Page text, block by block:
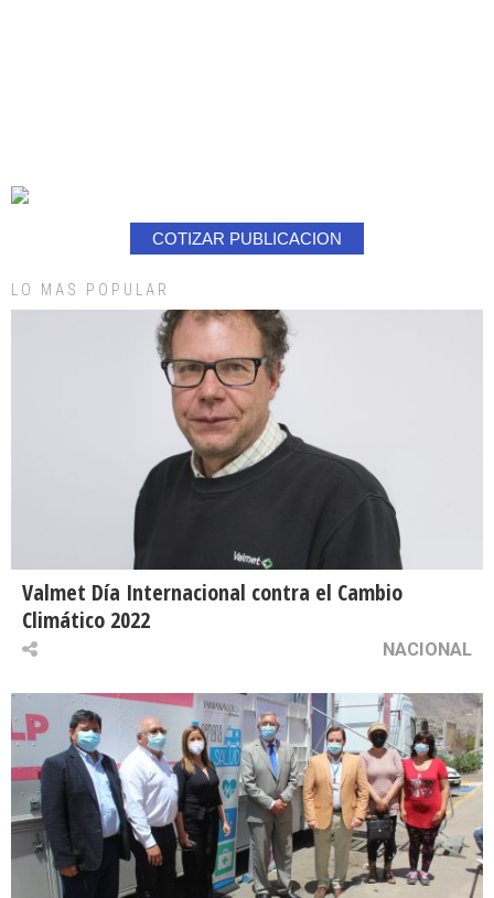
COTIZAR PUBLICACION
LO MAS POPULAR
Valmet Día Internacional contra el Cambio
Climático 2022
NACIONAL